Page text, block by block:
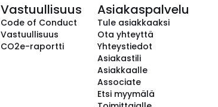
Vastuullisuus
Code of Conduct
Vastuullisuus
CO2e-raportti
Asiakaspalvelu
Tule asiakkaaksi
Ota yhteyttä
Yhteystiedot
Asiakastili
Asiakkaalle
Associate
Etsi myymälä